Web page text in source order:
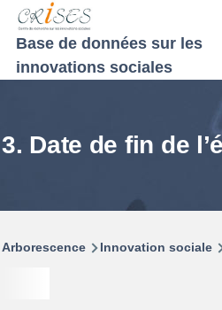
Aller au contenu principal
Base de données sur les
innovations sociales
3. Date de fin de
Fil
Arborescence Innovation sociale